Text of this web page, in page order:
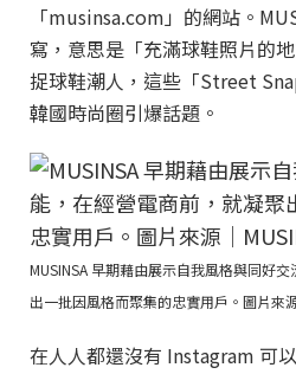
「musinsa.com」的網站。
寫，意思是「充滿球鞋照片的
捉球鞋潮人，這些「Street
韓國時尚圈引爆話題。
MUSINSA 早期藉由展示自我風格與同好
出一批因風格而聚集的忠實用戶。圖片來
在人人都還沒有 Instagram 可